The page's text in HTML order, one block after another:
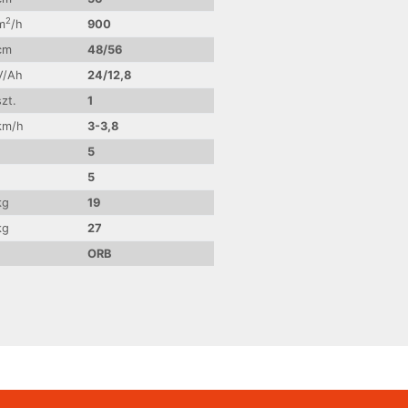
2/h
900
48/56
Ah
24/12,8
1
h
3-3,8
5
5
19
27
ORB